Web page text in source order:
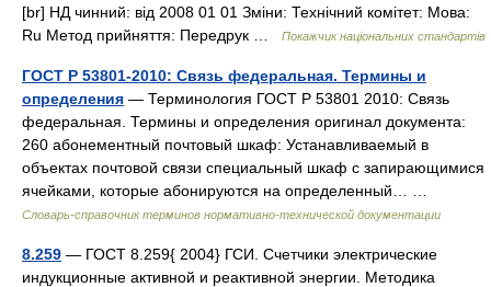
[br] НД чинний: від 2008 01 01 Зміни: Технічний комітет: Мова:
Ru Метод прийняття: Передрук …
Покажчик національних стандартів
ГОСТ Р 53801-2010: Связь федеральная. Термины и
определения — Терминология ГОСТ Р 53801 2010: Связь
федеральная. Термины и определения оригинал документа:
260 абонементный почтовый шкаф: Устанавливаемый в
объектах почтовой связи специальный шкаф с запирающимися
ячейками, которые абонируются на определенный… …
Словарь-справочник терминов нормативно-технической документации
8.259 — ГОСТ 8.259{ 2004} ГСИ. Счетчики электрические
индукционные активной и реактивной энергии. Методика